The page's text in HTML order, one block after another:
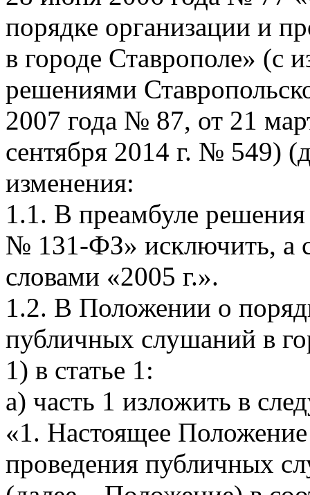
порядке организации и
в городе Ставрополе» (с
решениями
2007 года № 87, от 21
сентября 2014 г. № 549)
изменения:
1.1. В преамбуле решения
№ 131-ФЗ» исключить, а
словами «2005 г.».
1.2. В Положении о
публичных слушаний в
1) в статье 1:
а) часть 1 изложить в
«1. Настоящее
проведения публичных